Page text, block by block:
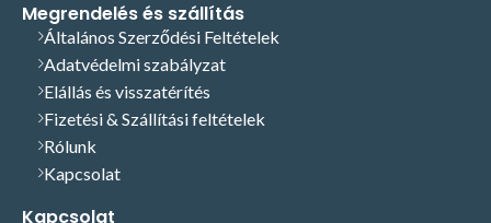
Megrendelés és szállítás
Általános Szerződési Feltételek
Adatvédelmi szabályzat
Elállás és visszatérítés
Fizetési & Szállítási feltételek
Rólunk
Kapcsolat
Kapcsolat